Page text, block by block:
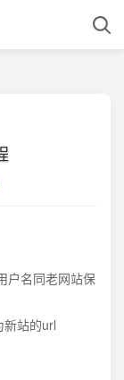
户名同老网站保
站的url